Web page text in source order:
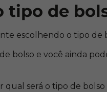
tipo de
escolhendo o tipo de
bolso e você ainda
qual será o tipo de